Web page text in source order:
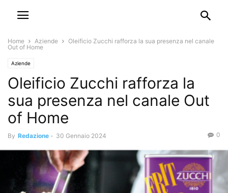
Home Aziende
Oleificio Zucchi rafforza la sua presenza nel canale
Out of Home
Aziende
Oleificio Zucchi rafforza la
sua presenza nel canale Out
of Home
By Redazione - 30 Gennaio 2024 0